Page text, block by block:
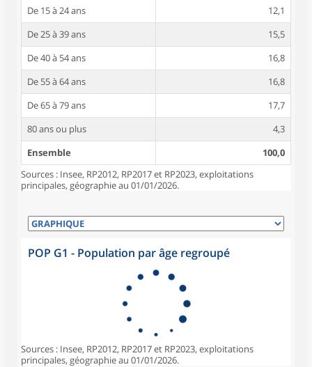
De 15 à 24 ans
12,1
De 25 à 39 ans
15,5
De 40 à 54 ans
16,8
De 55 à 64 ans
16,8
De 65 à 79 ans
17,7
80 ans ou plus
4,3
Ensemble
100,0
Sources : Insee, RP2012, RP2017 et RP2023, exploitations
principales, géographie au 01/01/2026.
POP G1 - Population par âge regroupé
Sources : Insee, RP2012, RP2017 et RP2023, exploitations
principales, géographie au 01/01/2026.